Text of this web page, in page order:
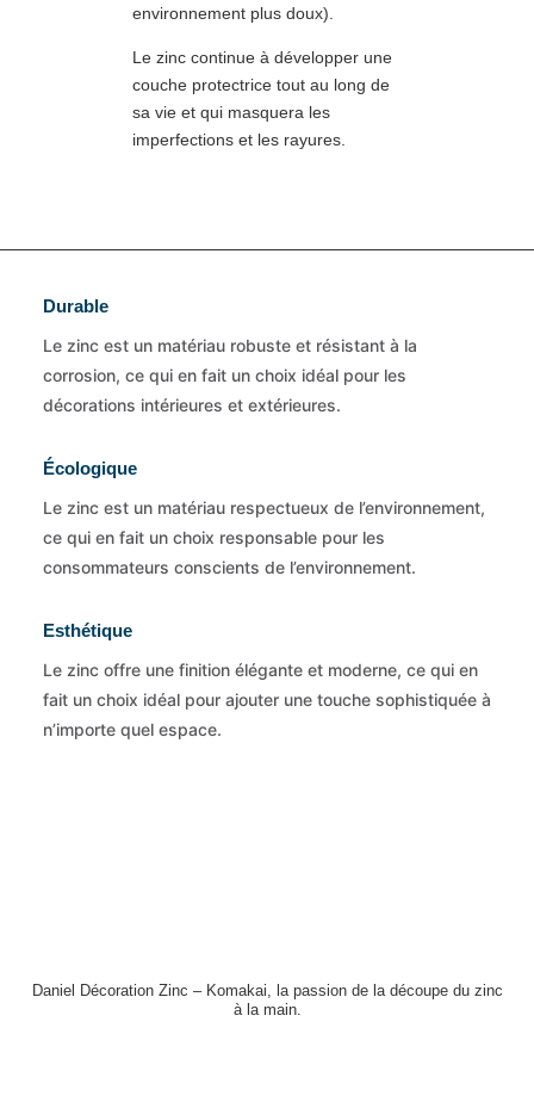
environnement plus doux).
Le zinc continue à développer une
couche protectrice tout au long de
sa vie et qui masquera les
imperfections et les rayures.
Durable
Le zinc est un matériau robuste et résistant à la
corrosion, ce qui en fait un choix idéal pour les
décorations intérieures et extérieures.
Écologique
Le zinc est un matériau respectueux de l’environnement,
ce qui en fait un choix responsable pour les
consommateurs conscients de l’environnement.
Esthétique
Le zinc offre une finition élégante et moderne, ce qui en
fait un choix idéal pour ajouter une touche sophistiquée à
n’importe quel espace.
Daniel Décoration Zinc – Komakai, la passion de la découpe du zinc
à la main.